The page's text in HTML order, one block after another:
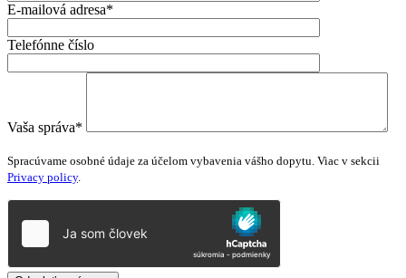
E-mailová adresa*
Telefónne číslo
Vaša správa*
leave
this
Spracúvame osobné údaje za účelom vybavenia vášho dopytu. Viac v sekcii
Privacy policy.